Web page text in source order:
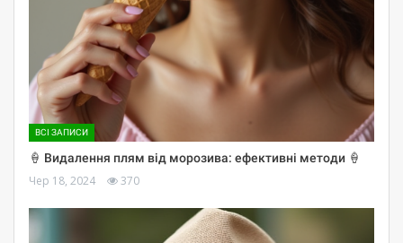
ВСІ ЗАПИСИ
🍦 Видалення плям від морозива: ефективні методи 🍦
Чер 18, 2024 370